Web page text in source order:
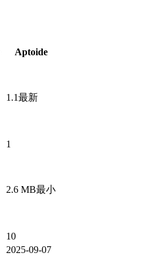
Aptoide
1.1最新
1
2.6 MB最小
10
2025-09-07